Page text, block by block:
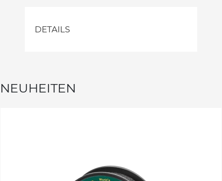
DETAILS
NEUHEITEN